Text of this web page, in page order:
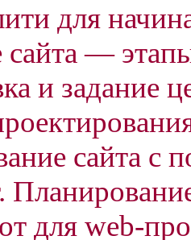
для
сайта —
и задание
сайта
для web-